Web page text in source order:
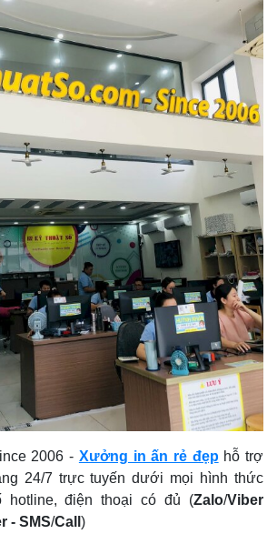
2006 - Xưởng in ấn rẻ đẹphỗ trợ
24/7 trực tuyến dưới mọi hình thức
hotline, điện thoại có đủ (Zalo/Viber
- SMS/Call )